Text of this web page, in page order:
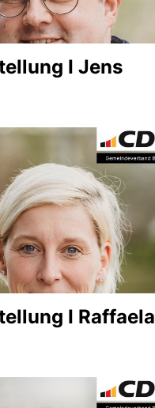
I Jens
I Raffaela